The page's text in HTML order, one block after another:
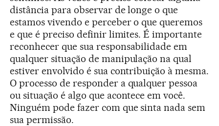
distância para observar de longe o que
estamos vivendo e perceber o que queremos
e que é preciso definir limites. É importante
reconhecer que sua responsabilidade em
qualquer situação de manipulação na qual
estiver envolvido é sua contribuição à mesma.
O processo de responder a qualquer pessoa
ou situação é algo que acontece em você.
Ninguém pode fazer com que sinta nada sem
sua permissão.